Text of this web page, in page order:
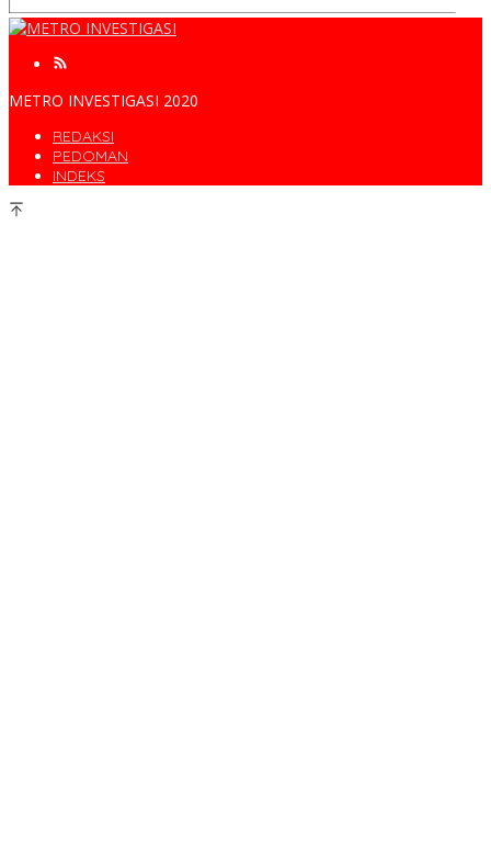
METRO INVESTIGASI 2020
REDAKSI
PEDOMAN
INDEKS